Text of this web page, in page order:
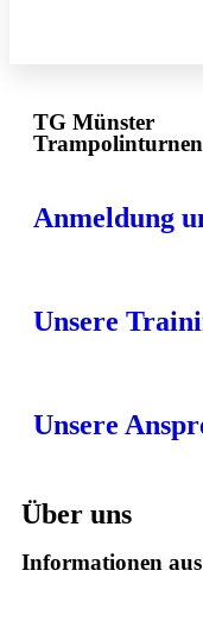
TG Münster
Anmeldung
Unsere
Unsere
Über uns
Informationen